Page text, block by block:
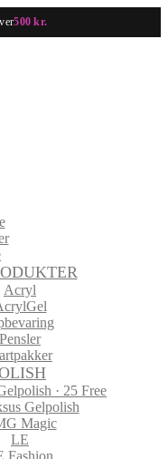
500 kr.
Acryl
Pensler
· 25 Free
Gelpolish
Magic
LE
Fashion